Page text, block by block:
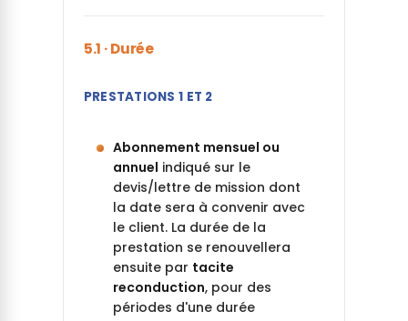
5.1 · Durée
PRESTATIONS 1 ET 2
Abonnement mensuel ou
annuel indiqué sur le
devis/lettre de mission dont
la date sera à convenir avec
le client. La durée de la
prestation se renouvellera
ensuite par tacite
reconduction, pour des
périodes d'une durée